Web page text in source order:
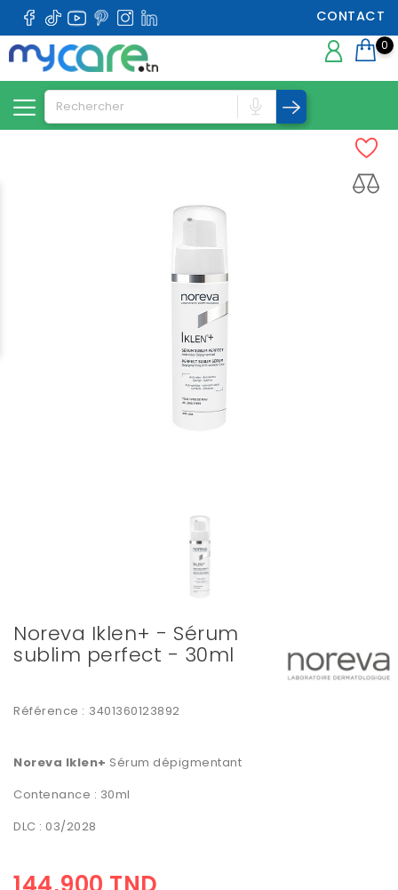
CONTACT
0
Noreva Iklen+ - Sérum
sublim perfect - 30ml
Référence : 3401360123892
Noreva Iklen+ Sérum dépigmentant
Contenance : 30ml
DLC : 03/2028